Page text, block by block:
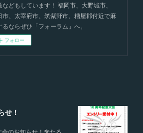
などもしています！ 福岡市、大野城市、
市、太宰府市、筑紫野市、糟屋郡付近で麻
るならぜひ「フォーラム」へ。
フォロー
せ！